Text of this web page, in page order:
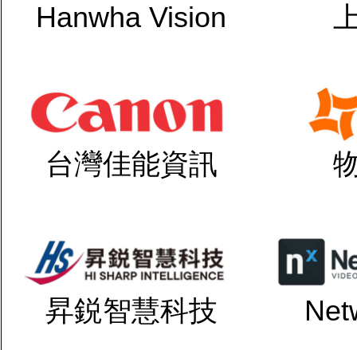
Hanwha Vision
台灣佳能資訊
昇鋭智慧科技